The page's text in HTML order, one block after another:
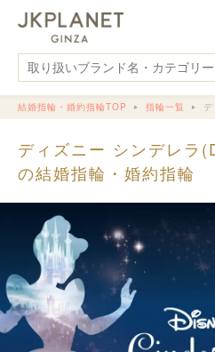
結婚指輪・婚約指輪TOP 指輪一覧
ディズニー シンデレ
の結婚指輪・婚約指輪